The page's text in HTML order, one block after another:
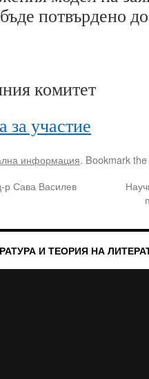
потвърдено
комитет
за участие
информация. Bookmark the
р Сава Василев
И ТЕОРИЯ НА